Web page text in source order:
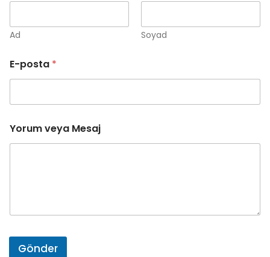
m
Y
r
u
m
-
o
t
Ad Soyad
E-posta *
Yorum veya Mesaj
Gönder